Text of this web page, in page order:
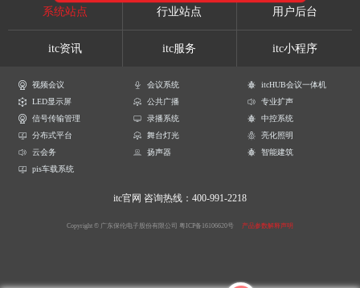
系统站点 行业站点 用户后台
itc资讯 itc服务 itc小程序
视频会议 会议系统
itcHUB会议一体机
LED显示屏
公共广播
专业扩声
信号传输管理
录播系统
中控系统
分布式平台
舞台灯光
亮化照明
云会务
扬声器
智能建筑
pis车载系统
itc官网 咨询热线：400-991-2218
Copyright © 广东保伦电子股份有限公司 粤ICP备16106620号 产品参数解释声明